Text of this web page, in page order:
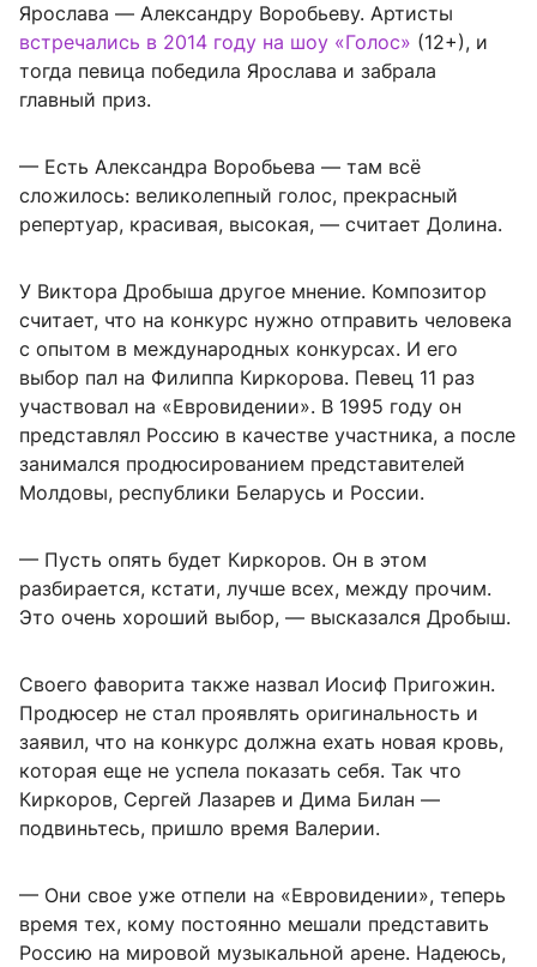
Ярослава — Александру Воробьеву. Артисты
встречались в 2014 году на шоу «Голос» (12+), и
тогда певица победила Ярослава и забрала
главный приз.
— Есть Александра Воробьева — там всё
сложилось: великолепный голос, прекрасный
репертуар, красивая, высокая, — считает Долина.
У Виктора Дробыша другое мнение. Композитор
считает, что на конкурс нужно отправить человека
с опытом в международных конкурсах. И его
выбор пал на Филиппа Киркорова. Певец 11 раз
участвовал на «Евровидении». В 1995 году он
представлял Россию в качестве участника, а после
занимался продюсированием представителей
Молдовы, республики Беларусь и России.
— Пусть опять будет Киркоров. Он в этом
разбирается, кстати, лучше всех, между прочим.
Это очень хороший выбор, — высказался Дробыш.
Своего фаворита также назвал Иосиф Пригожин.
Продюсер не стал проявлять оригинальность и
заявил, что на конкурс должна ехать новая кровь,
которая еще не успела показать себя. Так что
Киркоров, Сергей Лазарев и Дима Билан —
подвиньтесь, пришло время Валерии.
— Они свое уже отпели на «Евровидении», теперь
время тех, кому постоянно мешали представить
Россию на мировой музыкальной арене. Надеюсь,